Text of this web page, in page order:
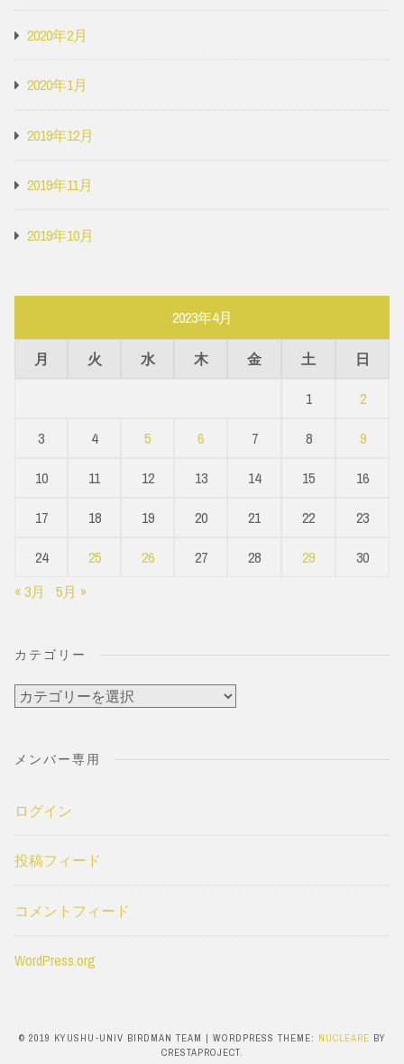
2020年2月
2020年1月
2019年12月
2019年11月
2019年10月
2023年4月
月 火 水 木 金 土
日
1
2
3
4 5 6 7 8
9
10
11 12 13 14 15
16
17
18 19 20 21 22
23
24
25 26 27 28 29
30
« 3月
5月 »
カテゴリー
カ
ゴ
ー
メンバー専用
ログイン
投稿フィード
コメントフィード
WordPress.org
© 2019 KYUSHU-UNIV BIRDMAN TEAM | WORDPRESS THEME: NUCLEARE BY
CRESTAPROJECT.